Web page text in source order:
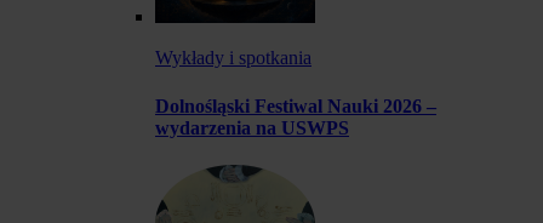
Wykłady i spotkania
Dolnośląski Festiwal Nauki 2026 –
wydarzenia na USWPS